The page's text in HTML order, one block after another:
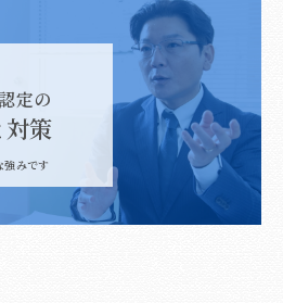
定の
策
強みです